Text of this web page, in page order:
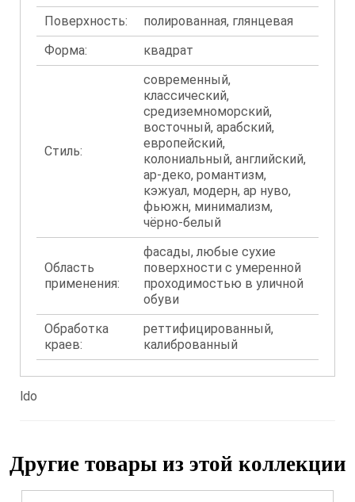
Поверхность:
полированная, глянцевая
Форма:
квадрат
Стиль:
современный,
классический,
средиземноморский,
восточный, арабский,
европейский,
колониальный, английский,
ар-деко, романтизм,
кэжуал, модерн, ар нуво,
фьюжн, минимализм,
чёрно-белый
Область
применения:
фасады, любые сухие
поверхности с умеренной
проходимостью в уличной
обуви
Обработка
краев:
реттифицированный,
калиброванный
ldo
Другие товары из этой коллекции